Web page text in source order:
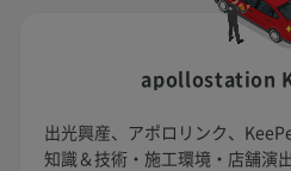
apollostation
出光興産、アポロリンク、
知識＆技術・施工環境・店舗演